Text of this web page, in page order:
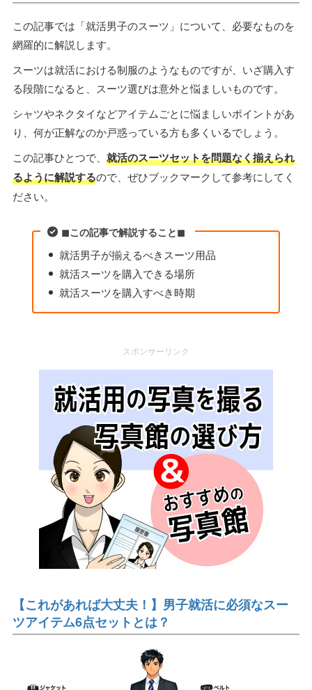
この記事では「就活男子のスーツ」について、必要なものを
網羅的に解説します。
スーツは就活における制服のようなものですが、いざ購入す
る段階になると、スーツ選びは意外と悩ましいものです。
シャツやネクタイなどアイテムごとに悩ましいポイントがあ
り、何が正解なのか戸惑っている方も多くいるでしょう。
この記事ひとつで、 就活のスーツセットを問題なく揃えられ
るように解説するので、ぜひブックマークして参考にしてく
ださい。
◼︎この記事で解説すること◼︎
就活男子が揃えるべきスーツ用品
就活スーツを購入できる場所
就活スーツを購入すべき時期
スポンサーリンク
【これがあれば大丈夫！】男子就活に必須なスー
ツアイテム6点セットとは？